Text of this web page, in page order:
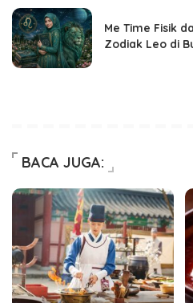
Me Time Fisik
Zodiak Leo di
BACA JUGA: